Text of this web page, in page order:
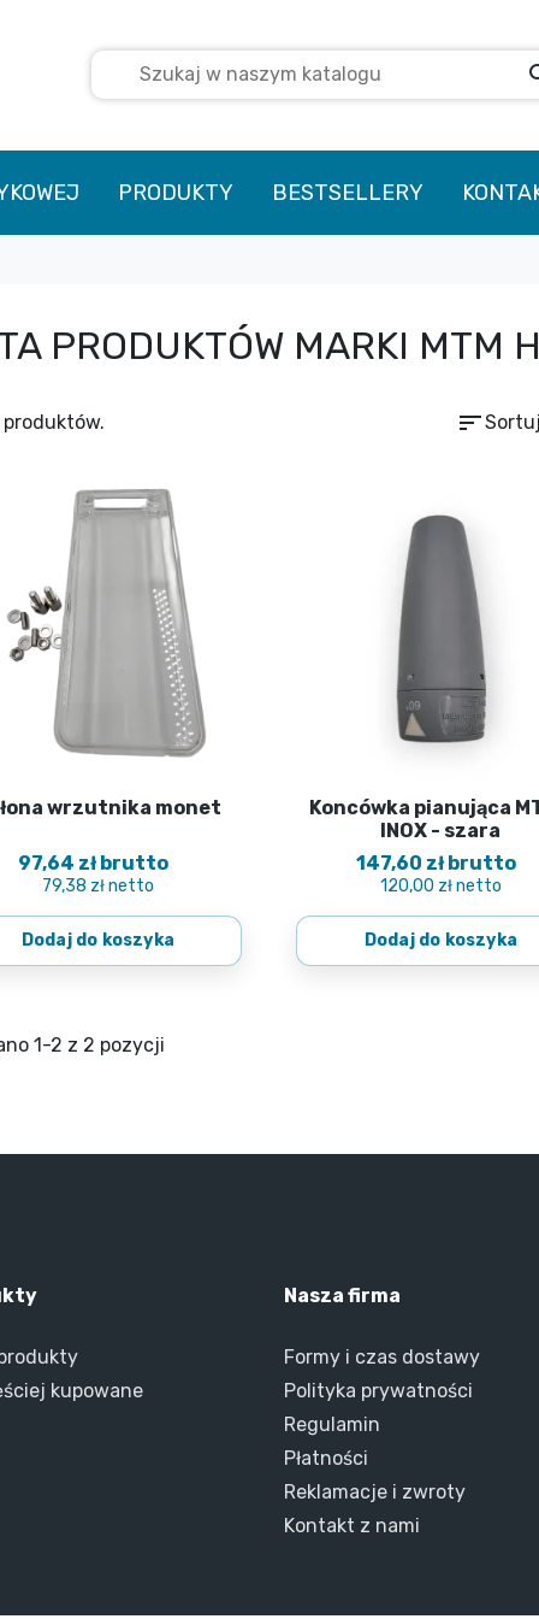
PRODUKTY BESTSELLERY
PRODUKTÓW MARKI MTM
sort
 Szybki podgląd
wrzutnika monet
97,64 zł brutto
79,38 zł netto
Dodaj do koszyka
 Szybki podgląd
Koncówka pianująca
INOX - szara
147,60 zł brutto
120,00 zł netto
Dodaj do koszyka
1-2 z 2 pozycji
kupowane
Nasza firma
Formy i czas dostawy
Polityka prywatności
Regulamin
Płatności
Reklamacje i zwroty
Kontakt z nami